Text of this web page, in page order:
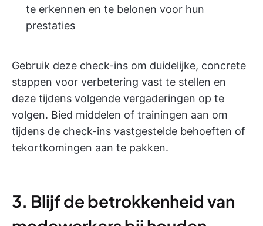
te erkennen en te belonen voor hun
prestaties
Gebruik deze check-ins om duidelijke, concrete
stappen voor verbetering vast te stellen en
deze tijdens volgende vergaderingen op te
volgen. Bied middelen of trainingen aan om
tijdens de check-ins vastgestelde behoeften of
tekortkomingen aan te pakken.
3. Blijf de betrokkenheid van